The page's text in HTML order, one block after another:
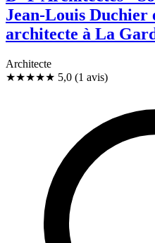
Jean-Louis
architecte à La
Architecte
★★★★★ 5,0 (1 avis)